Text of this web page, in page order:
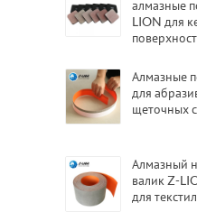
алмазные
LION для
Алмазные
для
щеточных
Алмазный
валик Z-
для